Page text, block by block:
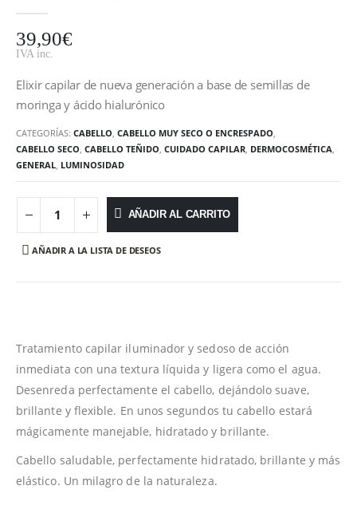
39,90€
IVA inc.
Elixir capilar de nueva generación a base de semillas de
moringa y ácido hialurónico
CATEGORÍAS: CABELLO, CABELLO MUY SECO O ENCRESPADO,
CABELLO SECO, CABELLO TEÑIDO, CUIDADO CAPILAR, DERMOCOSMÉTICA,
GENERAL, LUMINOSIDAD
AÑADIR AL CARRITO
AÑADIR A LA LISTA DE DESEOS
Tratamiento capilar iluminador y sedoso de acción
inmediata con una textura líquida y ligera como el agua.
Desenreda perfectamente el cabello, dejándolo suave,
brillante y flexible. En unos segundos tu cabello estará
mágicamente manejable, hidratado y brillante.
Cabello saludable, perfectamente hidratado, brillante y más
elástico. Un milagro de la naturaleza.